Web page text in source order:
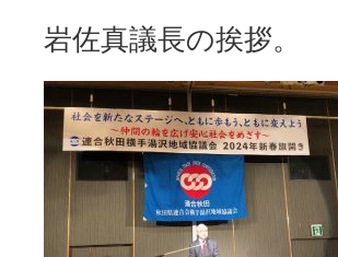
岩佐真議長の挨拶。